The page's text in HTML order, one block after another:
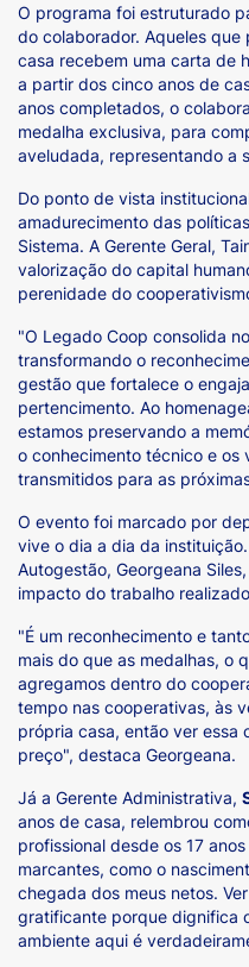
O programa foi estruturado
do colaborador. Aqueles
casa recebem uma carta de
a partir dos cinco anos de
anos completados, o
medalha exclusiva, para
aveludada, representando a
Do ponto de vista
amadurecimento das
Sistema. A Gerente Geral,
valorização do capital
perenidade do
"O Legado Coop consolida
transformando o
gestão que fortalece o
pertencimento. Ao
estamos preservando a
o conhecimento técnico e os
transmitidos para as
O evento foi marcado por
vive o dia a dia da
Autogestão, Georgeana
impacto do trabalho
"É um reconhecimento e
mais do que as medalhas, o
agregamos dentro do
tempo nas cooperativas, às
própria casa, então ver essa
preço", destaca Georgeana.
Já a Gerente Administrativa,
anos de casa, relembrou
profissional desde os 17
marcantes, como o
chegada dos meus netos.
gratificante porque dignifica
ambiente aqui é